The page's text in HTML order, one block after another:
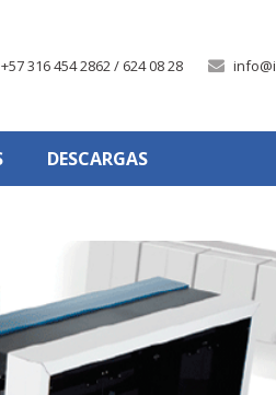
+57 316 454 2862 / 624 08 28
DESCARGAS